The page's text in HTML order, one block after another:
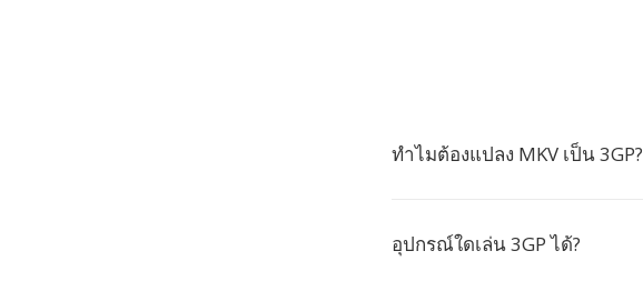
ทำไมต้องแปลง MKV เป็น 3GP?
อุปกรณ์ใดเล่น 3GP ได้?